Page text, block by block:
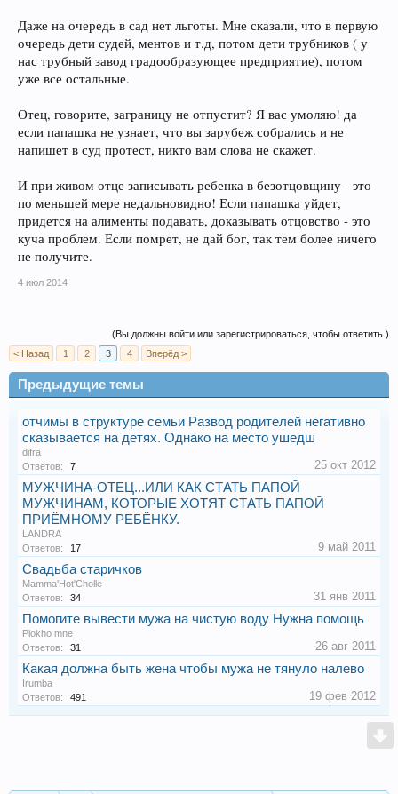
Даже на очередь в сад нет льготы. Мне сказали, что в первую
очередь дети судей, ментов и т.д, потом дети трубников ( у
нас трубный завод градообразующее предприятие), потом
уже все остальные.
Отец, говорите, заграницу не отпустит? Я вас умоляю! да
если папашка не узнает, что вы зарубеж собрались и не
напишет в суд протест, никто вам слова не скажет.
И при живом отце записывать ребенка в безотцовщину - это
по меньшей мере недальновидно! Если папашка уйдет,
придется на алименты подавать, доказывать отцовство - это
куча проблем. Если помрет, не дай бог, так тем более ничего
не получите.
4 июл 2014
(Вы должны войти или зарегистрироваться, чтобы ответить.)
< Назад
1 2 3 4 Вперёд >
Предыдущие темы
отчимы в структуре семьи Развод родителей негативно
сказывается на детях. Однако на место ушедш
difra
Ответов:
7 25 окт 2012
МУЖЧИНА-ОТЕЦ...ИЛИ КАК СТАТЬ ПАПОЙ
МУЖЧИНАМ, КОТОРЫЕ ХОТЯТ СТАТЬ ПАПОЙ
ПРИЁМНОМУ РЕБЁНКУ.
LANDRA
Ответов:
17 9 май 2011
Свадьба старичков
Mamma'Hot'Cholle
Ответов:
34 31 янв 2011
Помогите вывести мужа на чистую воду Нужна помощь
Plokho mne
Ответов:
31 26 авг 2011
Какая должна быть жена чтобы мужа не тянуло налево
Irumba
Ответов:
491 19 фев 2012